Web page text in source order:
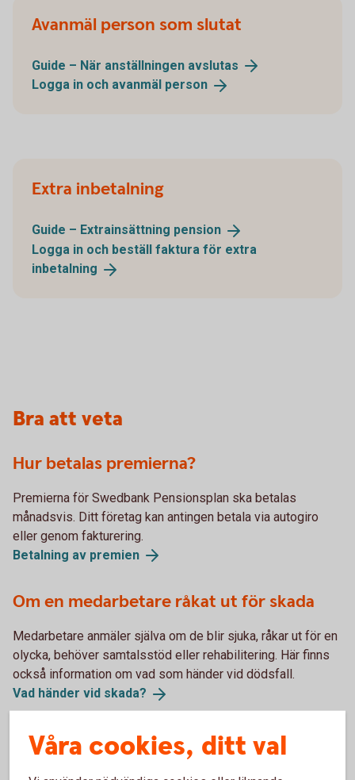
Avanmäl person som slutat
Guide – När anställningen avslutas
Logga in och avanmäl person
Extra inbetalning
Guide – Extrainsättning pension
Logga in och beställ faktura för extra
inbetalning
Bra att veta
Hur betalas premierna?
Premierna för Swedbank Pensionsplan ska betalas
månadsvis. Ditt företag kan antingen betala via autogiro
eller genom fakturering.
Betalning av premien
Om en medarbetare råkat ut för skada
Medarbetare anmäler själva om de blir sjuka, råkar ut för en
olycka, behöver samtalsstöd eller rehabilitering. Här finns
också information om vad som händer vid dödsfall.
Vad händer vid skada?
Skatteregler för försäkringarna i
Swedbank pensionsplan
Våra cookies, ditt val